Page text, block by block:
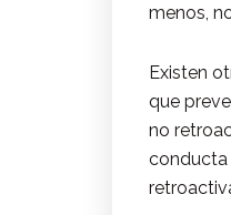
menos,
Existen
que
no
conducta